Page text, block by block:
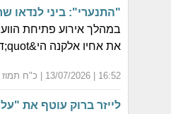
"התנערי": ביני לנדאו
במהלך אירוע פתיחת
את אחיו אלקנה הי&quot;ד בקרב, את השיר &quot;התנערי&quot;.
16:52 | 13/07/2026 | כ"ח תמוז התשפ"ו
לייזר ברוק עוטף את